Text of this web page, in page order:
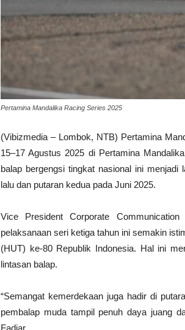
Pertamina Mandalika Racing Series 2025
(Vibizmedia – Lombok, NTB) Pertamina
15–17 Agustus 2025 di Pertamina
balap bergengsi tingkat nasional ini menjadi
lalu dan putaran kedua pada Juni 2025.
Vice President Corporate
pelaksanaan seri ketiga tahun ini semakin
(HUT) ke-80 Republik Indonesia. Hal ini
lintasan balap.
“Semangat kemerdekaan juga hadir di
pembalap muda tampil penuh daya juang
Fadjar.